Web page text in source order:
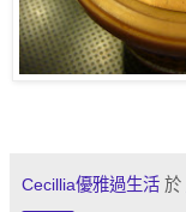
Cecillia優雅過生活 於